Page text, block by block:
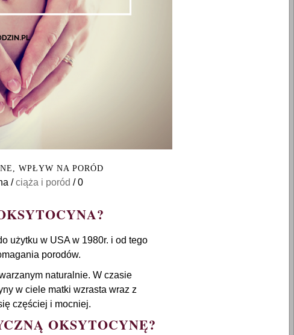
WPŁYW NA PORÓD
/ciąża i poród /0
użytku w USA w 1980r. i od tego
porodów.
naturalnie. W czasie
w ciele matki wzrasta wraz z
częściej i mocniej.
OKSYTOCYNĘ?